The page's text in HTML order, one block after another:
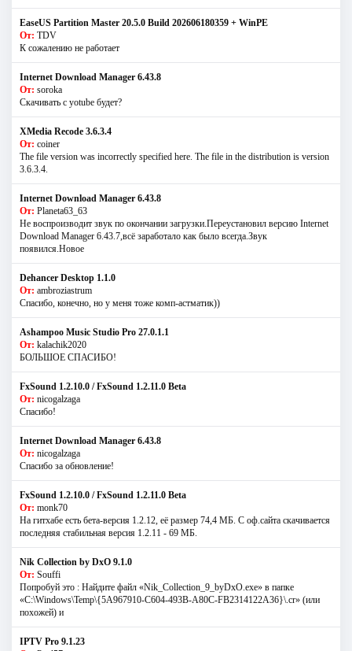
EaseUS Partition Master 20.5.0 Build 202606180359 + WinPE
От: TDV
К сожалению не работает
Internet Download Manager 6.43.8
От: soroka
Скачивать с yotube будет?
XMedia Recode 3.6.3.4
От: coiner
The file version was incorrectly specified here. The file in the distribution is version
3.6.3.4.
Internet Download Manager 6.43.8
От: Planeta63_63
Не воспроизводит звук по окончании загрузки.Переустановил версию Internet
Download Manager 6.43.7,всё заработало как было всегда.Звук
появился.Новое
Dehancer Desktop 1.1.0
От: ambroziastrum
Спасибо, конечно, но у меня тоже комп-астматик))
Ashampoo Music Studio Pro 27.0.1.1
От: kalachik2020
БОЛЬШОЕ СПАСИБО!
FxSound 1.2.10.0 / FxSound 1.2.11.0 Beta
От: nicogalzaga
Спасибо!
Internet Download Manager 6.43.8
От: nicogalzaga
Спасибо за обновление!
FxSound 1.2.10.0 / FxSound 1.2.11.0 Beta
От: monk70
На гитхабе есть бета-версия 1.2.12, её размер 74,4 МБ. С оф.сайта скачивается
последняя стабильная версия 1.2.11 - 69 МБ.
Nik Collection by DxO 9.1.0
От: Souffi
Попробуй это : Найдите файл «Nik_Collection_9_byDxO.exe» в папке
«C:\Windows\Temp\{5A967910-C604-493B-A80C-FB2314122A36}\.cr» (или
похожей) и
IPTV Pro 9.1.23